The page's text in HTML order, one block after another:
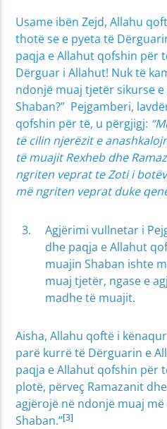
Usame ibën Zejd, Allahu
thotë se e pyeta të
paqja e Allahut qofshin për
Dërguar i Allahut! Nuk të
ndonjë muaj tjetër sikurse
Shaban?” Pejgamberi,
qofshin për të, u përgjigj:
të cilin njerëzit e
të muajit Rexheb dhe
ngriten veprat te Zoti i
më ngriten veprat duke
Agjërimi vullnetar i
dhe paqja e Allahut
muajin Shaban ishte
muaj tjetër, ngase e
madhe të muajit.
Aisha, Allahu qoftë i
parë kurrë të Dërguarin e
paqja e Allahut qofshin për
plotë, përveç Ramazanit
agjërojë në ndonjë muaj
Shaban.”[3]